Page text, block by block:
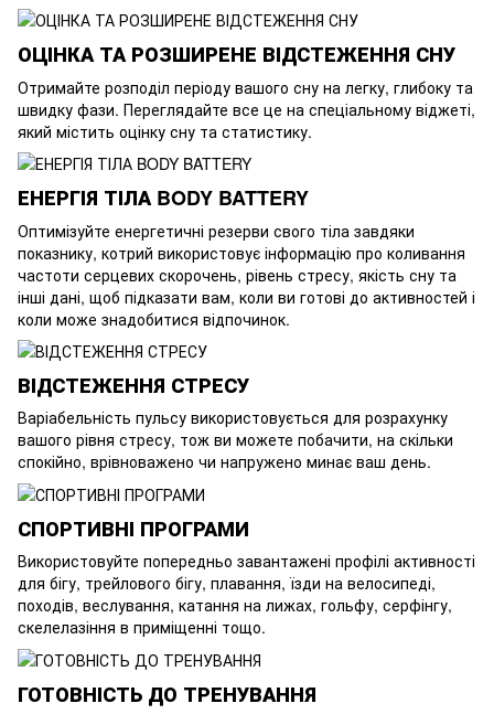
ОЦІНКА ТА РОЗШИРЕНЕ ВІДСТЕЖЕННЯ СНУ
Отримайте розподіл періоду вашого сну на легку, глибоку та
швидку фази. Переглядайте все це на спеціальному віджеті,
який містить оцінку сну та статистику.
ЕНЕРГІЯ ТІЛА BODY BATTERY
Оптимізуйте енергетичні резерви свого тіла завдяки
показнику, котрий використовує інформацію про коливання
частоти серцевих скорочень, рівень стресу, якість сну та
інші дані, щоб підказати вам, коли ви готові до активностей і
коли може знадобитися відпочинок.
ВІДСТЕЖЕННЯ СТРЕСУ
Варіабельність пульсу використовується для розрахунку
вашого рівня стресу, тож ви можете побачити, на скільки
спокійно, врівноважено чи напружено минає ваш день.
СПОРТИВНІ ПРОГРАМИ
Використовуйте попередньо завантажені профілі активності
для бігу, трейлового бігу, плавання, їзди на велосипеді,
походів, веслування, катання на лижах, гольфу, серфінгу,
скелелазіння в приміщенні тощо.
ГОТОВНІСТЬ ДО ТРЕНУВАННЯ